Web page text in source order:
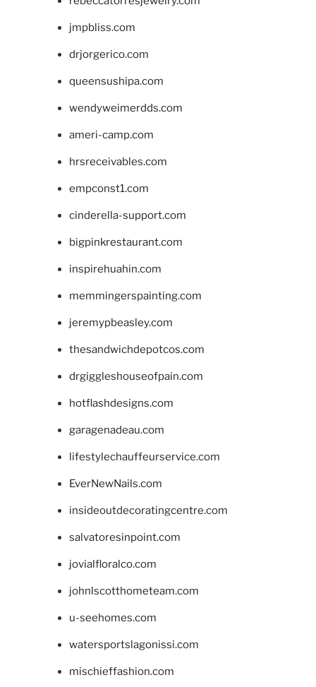
jmpbliss.com
drjorgerico.com
queensushipa.com
wendyweimerdds.com
ameri-camp.com
hrsreceivables.com
empconst1.com
cinderella-support.com
bigpinkrestaurant.com
inspirehuahin.com
memmingerspainting.com
jeremypbeasley.com
thesandwichdepotcos.com
drgiggleshouseofpain.com
hotflashdesigns.com
garagenadeau.com
lifestylechauffeurservice.com
EverNewNails.com
insideoutdecoratingcentre.com
salvatoresinpoint.com
jovialfloralco.com
johnlscotthometeam.com
u-seehomes.com
watersportslagonissi.com
mischieffashion.com